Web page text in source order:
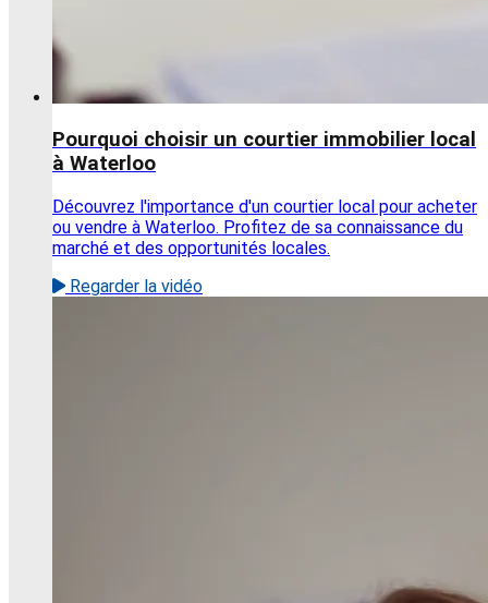
Pourquoi choisir un courtier immobilier local
à Waterloo
Découvrez l'importance d'un courtier local pour acheter
ou vendre à Waterloo. Profitez de sa connaissance du
marché et des opportunités locales.
Regarder la vidéo